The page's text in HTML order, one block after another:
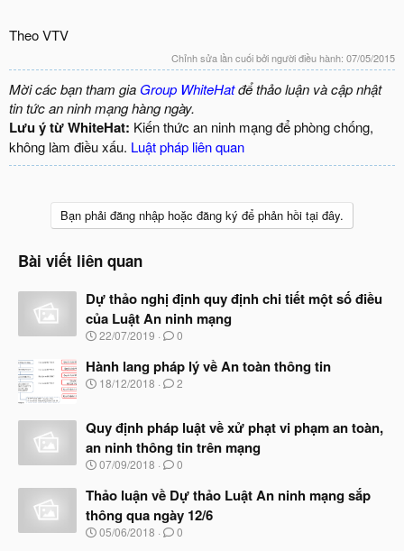
Theo VTV
Chỉnh sửa lần cuối bởi người điều hành: 07/05/2015
Mời các bạn tham gia Group WhiteHatđể thảo luận và cập nhật
tin tức an ninh mạng hàng ngày.
Lưu ý từ WhiteHat: Kiến thức an ninh mạng để phòng chống,
không làm điều xấu. Luật pháp liên quan
Bạn phải đăng nhập hoặc đăng ký để phản hồi tại đây.
Bài viết liên quan
Dự thảo nghị định quy định chi tiết một số điều
của Luật An ninh mạng
N
à
y
b
đ
ầ
u
22/07/2019 0
Hành lang pháp lý về An toàn thông tin
N
y
ắ
t
ầ
u
18/12/2018 2
Quy định pháp luật về xử phạt vi phạm an toàn,
an ninh thông tin trên mạng
N
à
b
ắ
07/09/2018 0
Thảo luận về Dự thảo Luật An ninh mạng sắp
thông qua ngày 12/6
N
05/06/2018 0